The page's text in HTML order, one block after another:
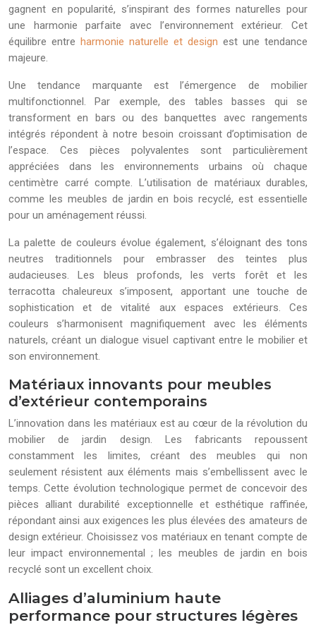
gagnent en popularité, s’inspirant des formes naturelles pour
une harmonie parfaite avec l’environnement extérieur. Cet
équilibre entre harmonie naturelle et design est une tendance
majeure.
Une tendance marquante est l’émergence de mobilier
multifonctionnel. Par exemple, des tables basses qui se
transforment en bars ou des banquettes avec rangements
intégrés répondent à notre besoin croissant d’optimisation de
l’espace. Ces pièces polyvalentes sont particulièrement
appréciées dans les environnements urbains où chaque
centimètre carré compte. L’utilisation de matériaux durables,
comme les meubles de jardin en bois recyclé, est essentielle
pour un aménagement réussi.
La palette de couleurs évolue également, s’éloignant des tons
neutres traditionnels pour embrasser des teintes plus
audacieuses. Les bleus profonds, les verts forêt et les
terracotta chaleureux s’imposent, apportant une touche de
sophistication et de vitalité aux espaces extérieurs. Ces
couleurs s’harmonisent magnifiquement avec les éléments
naturels, créant un dialogue visuel captivant entre le mobilier et
son environnement.
Matériaux innovants pour meubles
d’extérieur contemporains
L’innovation dans les matériaux est au cœur de la révolution du
mobilier de jardin design. Les fabricants repoussent
constamment les limites, créant des meubles qui non
seulement résistent aux éléments mais s’embellissent avec le
temps. Cette évolution technologique permet de concevoir des
pièces alliant durabilité exceptionnelle et esthétique raffinée,
répondant ainsi aux exigences les plus élevées des amateurs de
design extérieur. Choisissez vos matériaux en tenant compte de
leur impact environnemental ; les meubles de jardin en bois
recyclé sont un excellent choix.
Alliages d’aluminium haute
performance pour structures légères